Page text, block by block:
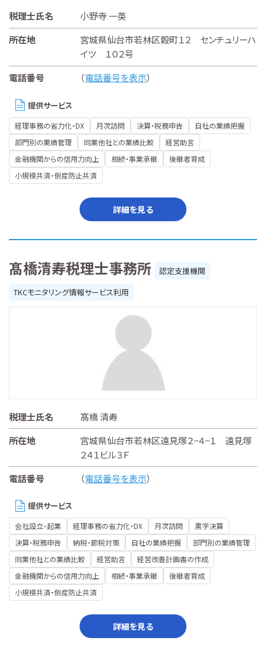
税理士氏名
小野寺 一英
所在地
宮城県仙台市若林区穀町１２ センチュリーハ
イツ １０２号
電話番号
（電話番号を表示）
提供サービス
経理事務の省力化・DX 月次訪問 決算・税務申告
自社の業績把握
部門別の業績管理
同業他社との業績比較
経営助言
金融機関からの信用力向上
相続・事業承継
後継者育成
小規模共済・倒産防止共済
詳細を見る
髙橋清寿税理士事務所
認定支援機関
TKCモニタリング情報サービス利用
税理士氏名
髙橋 清寿
所在地
宮城県仙台市若林区遠見塚２−４−１ 遠見塚
２４１ビル３Ｆ
電話番号
（電話番号を表示）
提供サービス
会社設立・起業 経理事務の省力化・DX 月次訪問
黒字決算
決算・税務申告
納税・節税対策 自社の業績把握
部門別の業績管理
同業他社との業績比較
経営助言
経営改善計画書の作成
金融機関からの信用力向上
相続・事業承継
後継者育成
小規模共済・倒産防止共済
詳細を見る